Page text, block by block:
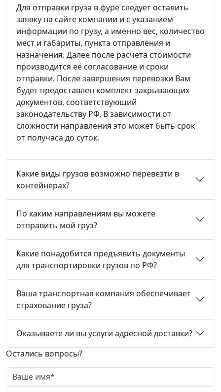
Для отправки груза в фуре следует оставить
заявку на сайте компании и с указанием
информации по грузу, а именно вес, количество
мест и габариты, пункта отправления и
назначения. Далее после расчета стоимости
производится её согласование и сроки
отправки. После завершения перевозки Вам
будет предоставлен комплект закрывающих
документов, соответствующий
законодательству РФ. В зависимости от
сложности направления это может быть срок
от получаса до суток.
Какие виды грузов возможно перевезти в
контейнерах?
По каким направлениям вы можете
отправить мой груз?
Какие понадобится предъявить документы
для транспортировки грузов по РФ?
Ваша транспортная компания обеспечивает
страхование груза?
Оказываете ли вы услуги адресной доставки?
Остались вопросы?